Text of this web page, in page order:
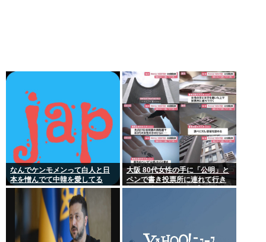
なんでケンモメンって白人と日
本を憎んでて中韓を愛してる
の？
大阪 80代女性の手に「公明」と
ペンで書き投票所に連れて行き
投票干渉 60女を送検【いさ酒